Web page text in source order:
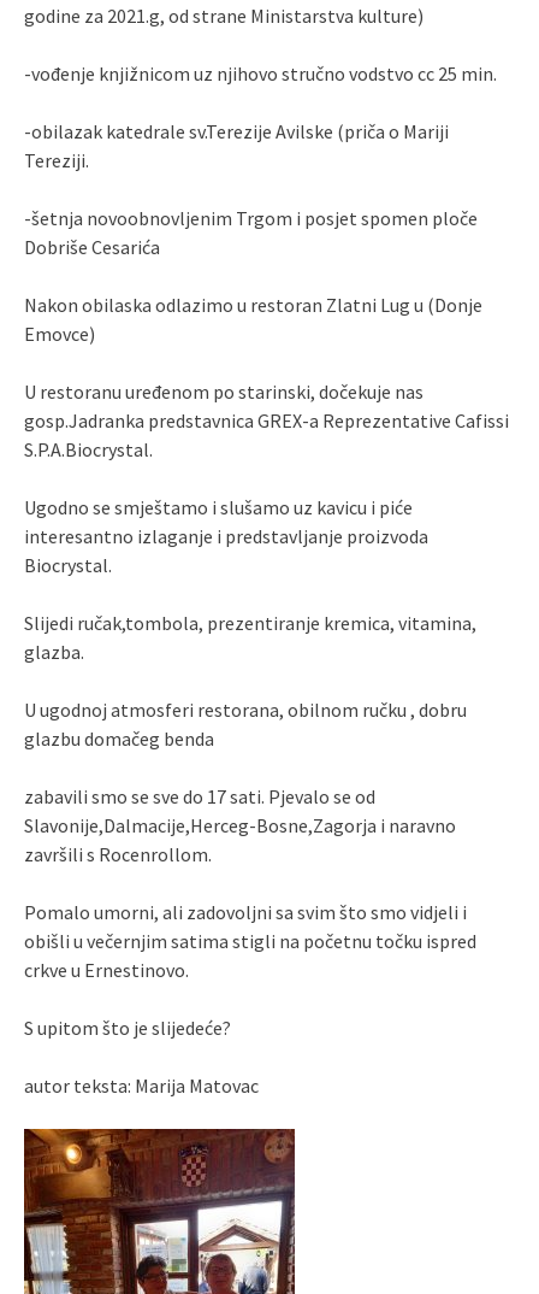
godine za 2021.g, od strane Ministarstva kulture)
-vođenje knjižnicom uz njihovo stručno vodstvo cc 25 min.
-obilazak katedrale sv.Terezije Avilske (priča o Mariji
Tereziji.
-šetnja novoobnovljenim Trgom i posjet spomen ploče
Dobriše Cesarića
Nakon obilaska odlazimo u restoran Zlatni Lug u (Donje
Emovce)
U restoranu uređenom po starinski, dočekuje nas
gosp.Jadranka predstavnica GREX-a Reprezentative Cafissi
S.P.A.Biocrystal.
Ugodno se smještamo i slušamo uz kavicu i piće
interesantno izlaganje i predstavljanje proizvoda
Biocrystal.
Slijedi ručak,tombola, prezentiranje kremica, vitamina,
glazba.
U ugodnoj atmosferi restorana, obilnom ručku , dobru
glazbu domačeg benda
zabavili smo se sve do 17 sati. Pjevalo se od
Slavonije,Dalmacije,Herceg-Bosne,Zagorja i naravno
završili s Rocenrollom.
Pomalo umorni, ali zadovoljni sa svim što smo vidjeli i
obišli u večernjim satima stigli na početnu točku ispred
crkve u Ernestinovo.
S upitom što je slijedeće?
autor teksta: Marija Matovac